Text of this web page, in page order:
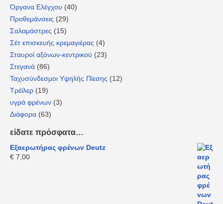
Όργανα Ελέγχου (40)
Προθεμάνσεις (29)
Σαλαμάστρες (15)
Σέτ επισκευής κρεμαγιέρας (4)
Σταυροί αξόνων-κεντρικού (23)
Στεγανά (86)
Ταχυσύνδεσμοι Υψηλής Πίεσης (12)
Τρέϊλερ (19)
υγρά φρένων (3)
Διάφορα (63)
είδατε πρόσφατα…
Εξαερωτήρας φρένων Deutz
€ 7,00